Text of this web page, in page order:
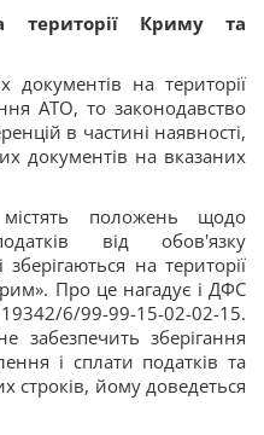
території Криму та
на території
АТО, то законодавство
в частині наявності,
документів на вказаних
положень щодо
від обов'язку
на території
Про це нагадує і ДФС
6/99-99-15-02-02-15.
забезпечить зберігання
і сплати податків та
строків, йому доведеться